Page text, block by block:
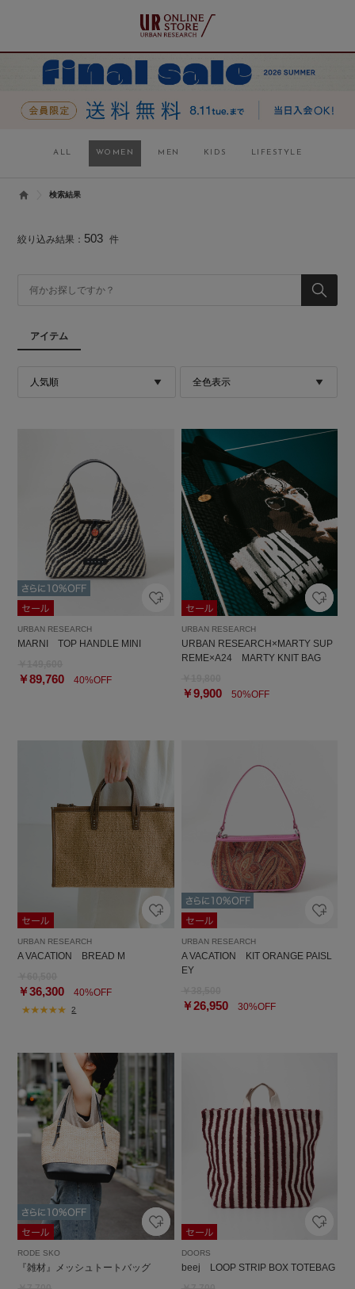
ALL WOMEN MEN KIDS LIFESTYLE
検索結果
絞り込み結果： 503 件
アイテム
URBAN RESEARCH
MARNI TOP HANDLE MINI
￥89,760 40%OFF
URBAN RESEARCH
URBAN RESEARCH×MARTY SUP
REME×A24 MARTY KNIT BAG
￥9,90050%OFF
URBAN RESEARCH
A VACATION BREAD M
￥36,300 40%OFF
2
URBAN RESEARCH
A VACATION KIT ORANGE PAISL
EY
￥26,95030%OFF
RODE SKO
『雑材』メッシュトートバッグ
DOORS
beej LOOP STRIP BOX TOTEBAG